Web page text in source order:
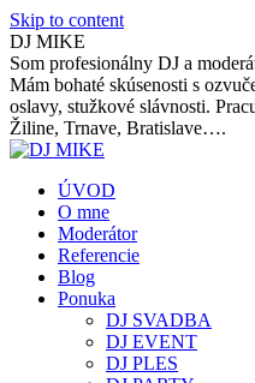
Skip to content
DJ MIKE
Som profesionálny DJ a
Mám bohaté skúsenosti s
oslavy, stužkové slávnosti.
Žiline, Trnave, Bratislave….
ÚVOD
O mne
Moderátor
Referencie
Blog
Ponuka
DJ SVADBA
DJ EVENT
DJ PLES